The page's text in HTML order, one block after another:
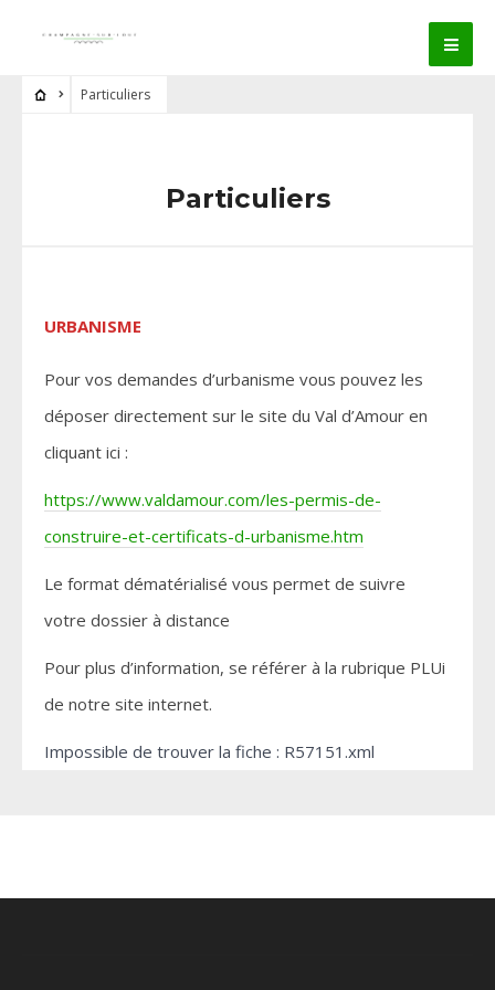
Particuliers
Particuliers
URBANISME
Pour vos demandes d’urbanisme vous pouvez les
déposer directement sur le site du Val d’Amour en
cliquant ici :
https://www.valdamour.com/les-permis-de-
construire-et-certificats-d-urbanisme.htm
Le format dématérialisé vous permet de suivre
votre dossier à distance
Pour plus d’information, se référer à la rubrique PLUi
de notre site internet.
Impossible de trouver la fiche : R57151.xml